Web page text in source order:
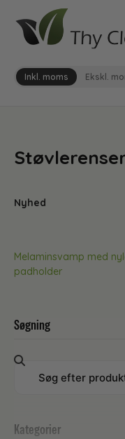
Inkl. moms Ekskl.
Nyhed
Melaminsvamp med
padholder
Søgning
Kategorier